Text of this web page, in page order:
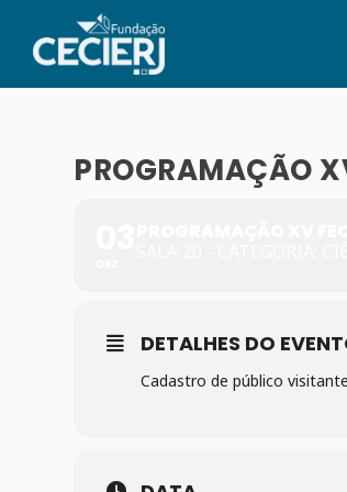
PROGRAMAÇÃO
DETALHES DO
Cadastro de público